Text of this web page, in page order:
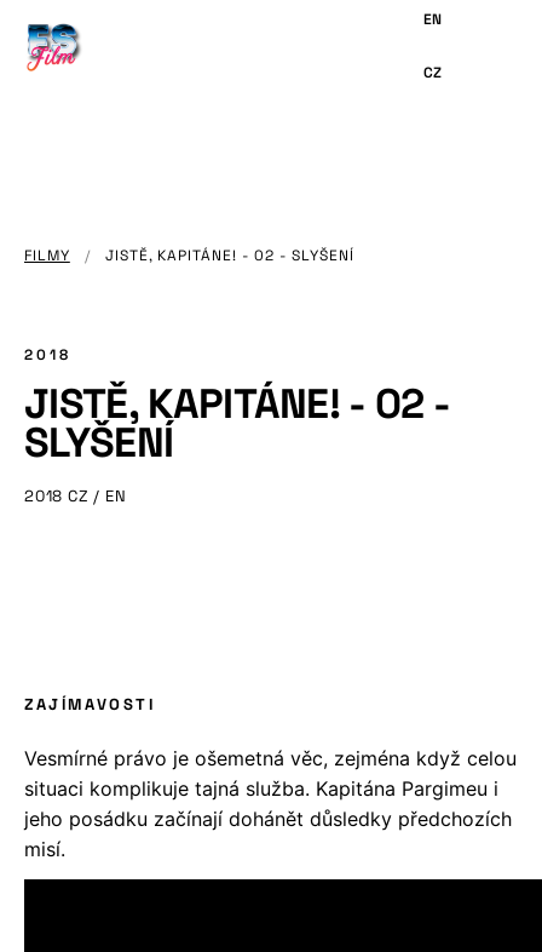
OBSAHU
FILMY / JISTĚ, KAPITÁNE! - 02 - SLYŠENÍ
2018
JISTĚ, KAPITÁNE! - 02 -
SLYŠENÍ
2018 CZ / EN
ZAJÍMAVOSTI
Vesmírné právo je ošemetná věc, zejména když celou
situaci komplikuje tajná služba. Kapitána Pargimeu i
jeho posádku začínají dohánět důsledky předchozích
misí.